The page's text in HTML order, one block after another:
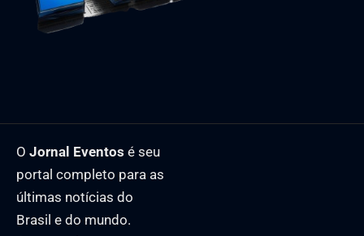
O Jornal Eventos é seu
portal completo para as
últimas notícias do
Brasil e do mundo.